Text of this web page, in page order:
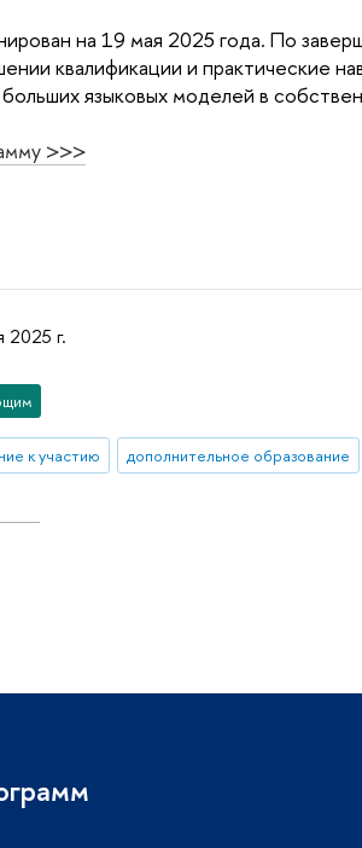
на 19 мая 2025 года. По
квалификации и практические
языковых моделей в
>>>
2025 г.
к участию дополнительное образование